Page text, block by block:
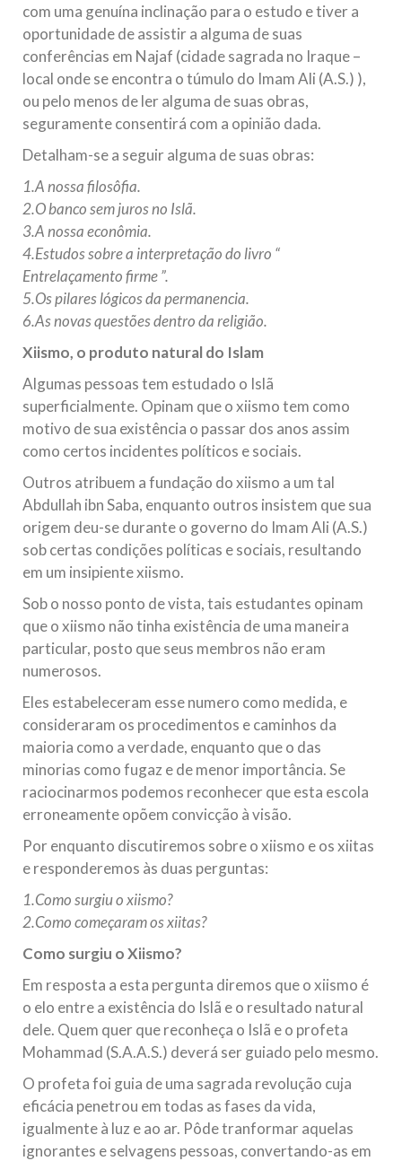
com uma genu‎ína inclinação para o estudo e tiver a
oportunidade de assistir a alguma de suas
conferências em Najaf (cidade sagrada no Iraque –
local onde se encontra o túmulo do Imam Ali (A.S.) ),
ou pelo menos de ler alguma de suas obras,
seguramente consentirá com a opinião dada.
Detalham-se a seguir alguma de suas obras:
1.A nossa filosôfia.
2.O banco sem juros no Islã.
3.A nossa econômia.
4.Estudos sobre a interpretação do livro “
Entrelaçamento firme ”.
5.Os pilares lógicos da permanencia.
6.As novas questões dentro da religião.
Xiismo, o produto natural do Islam
Algumas pessoas tem estudado o Islã
superficialmente. Opinam que o xiismo tem como
motivo de sua existência o passar dos anos assim
como certos incidentes políticos e sociais.
Outros atribuem a fundação do xiismo a um tal
Abdullah ibn Saba, enquanto outros insistem que sua
origem deu-se durante o governo do Imam Ali (A.S.)
sob certas condições políticas e sociais, resultando
em um insipiente xiismo.
Sob o nosso ponto de vista, tais estudantes opinam
que o xiismo não tinha existência de uma maneira
particular, posto que seus membros não eram
numerosos.
Eles estabeleceram esse numero como medida, e
consideraram os procedimentos e caminhos da
maioria como a verdade, enquanto que o das
minorias como fugaz e de menor importância. Se
raciocinarmos podemos reconhecer que esta escola
erroneamente opõem convicção à visão.
Por enquanto discutiremos sobre o xiismo e os xiitas
e responderemos às duas perguntas:
1.Como surgiu o xiismo?
2.Como começaram os xiitas?
Como surgiu o Xiismo?
Em resposta a esta pergunta diremos que o xiismo é
o elo entre a existência do Islã e o resultado natural
dele. Quem quer que reconheça o Islã e o profeta
Mohammad (S.A.A.S.) deverá ser guiado pelo mesmo.
O profeta foi guia de uma sagrada revolução cuja
eficácia penetrou em todas as fases da vida,
igualmente à luz e ao ar. Pôde tranformar aquelas
ignorantes e selvagens pessoas, convertando-as em